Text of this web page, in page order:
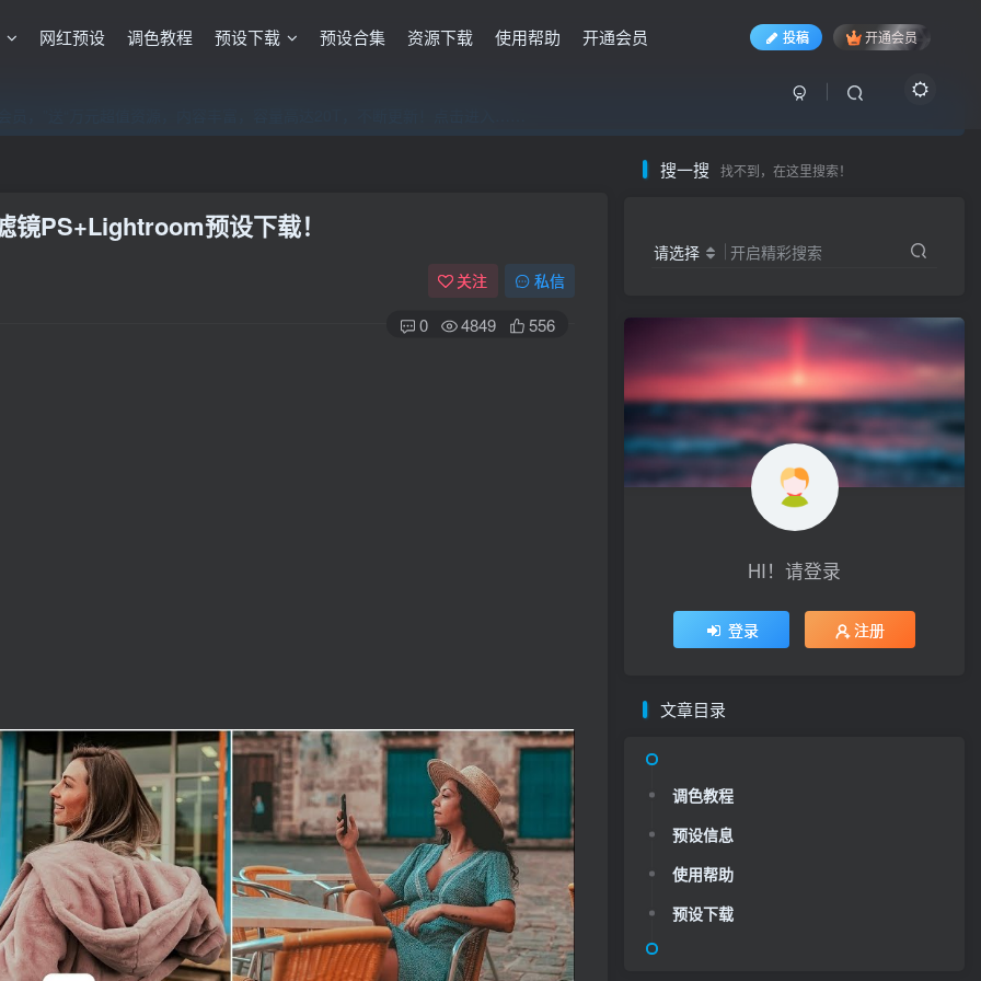
网红预设 调色教程 预设下载 预设合集 资源下载 使用帮助 开通会员 投稿 开通会员
PS+Lightroom预设下载！
关注 私信
0 4849 556
搜一搜 找不到，在这里搜索！
请选择 开启精彩搜索
HI！请登录
登录 注册
文章目录
调色教程
预设信息
使用帮助
预设下载